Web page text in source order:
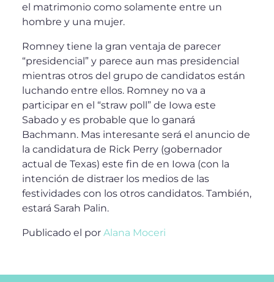
el matrimonio como solamente entre un
hombre y una mujer.
Romney tiene la gran ventaja de parecer
“presidencial” y parece aun mas presidencial
mientras otros del grupo de candidatos están
luchando entre ellos. Romney no va a
participar en el “straw poll” de Iowa este
Sabado y es probable que lo ganará
Bachmann. Mas interesante será el anuncio de
la candidatura de Rick Perry (gobernador
actual de Texas) este fin de en Iowa (con la
intención de distraer los medios de las
festividades con los otros candidatos. También,
estará Sarah Palin.
Publicado el por Alana Moceri